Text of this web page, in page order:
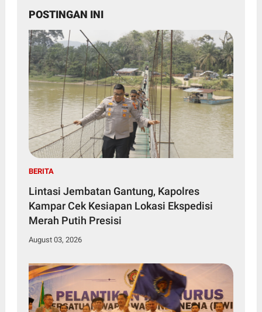
POSTINGAN INI
BERITA
Lintasi Jembatan Gantung, Kapolres
Kampar Cek Kesiapan Lokasi Ekspedisi
Merah Putih Presisi
August 03, 2026